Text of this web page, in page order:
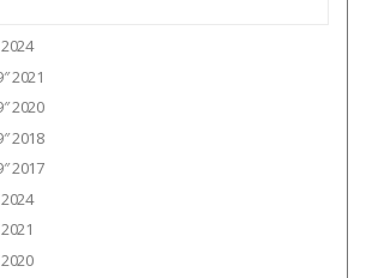
2021
2020
2018
2017